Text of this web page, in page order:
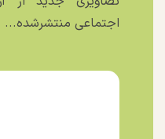
اجتماعی منتشرشده...